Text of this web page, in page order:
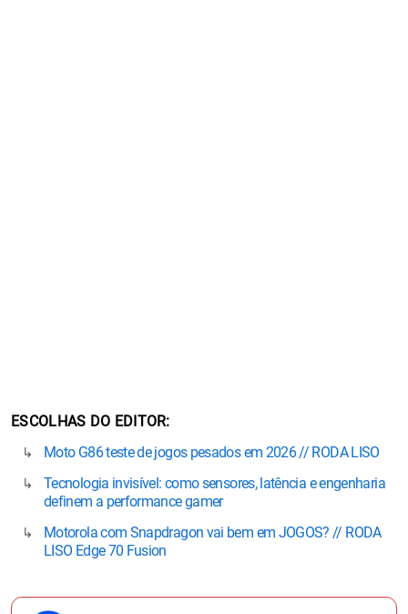
ESCOLHAS DO EDITOR
Moto G86 teste de jogos pesados em 2026 // RODA LISO
Tecnologia invisível: como sensores, latência e engenharia
definem a performance gamer
Motorola com Snapdragon vai bem em JOGOS? // RODA
LISO Edge 70 Fusion